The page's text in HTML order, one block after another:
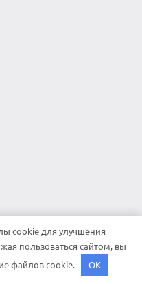
cookie для улучшения
пользоваться сайтом, вы
файлов cookie.
OK